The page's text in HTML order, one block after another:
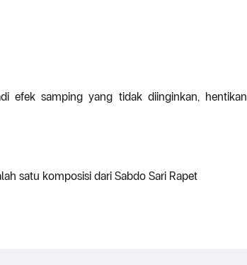
efek samping yang tidak diinginkan, hentikan
satu komposisi dari Sabdo Sari Rapet